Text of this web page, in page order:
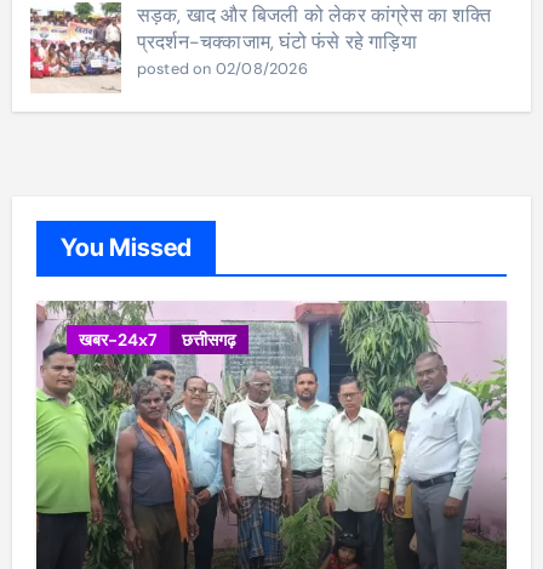
सड़क, खाद और बिजली को लेकर कांग्रेस का शक्ति
प्रदर्शन-चक्काजाम, घंटो फंसे रहे गाड़िया
posted on 02/08/2026
You Missed
खबर-24x7 छत्तीसगढ़